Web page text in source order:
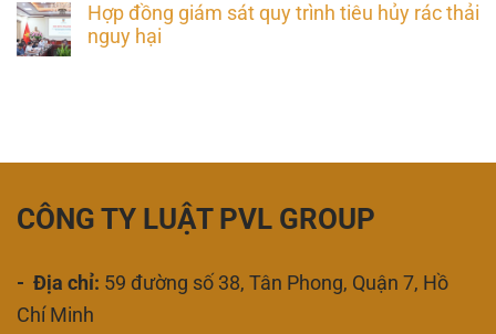
Hợp đồng giám sát quy trình tiêu hủy rác thải
nguy hại
CÔNG TY LUẬT PVL GROUP
- Địa chỉ: 59 đường số 38, Tân Phong, Quận 7, Hồ
Chí Minh